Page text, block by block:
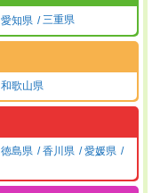
愛知県 三重県
和歌山県
徳島県 香川県
愛媛県